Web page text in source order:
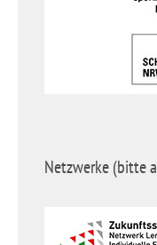
Netzwerke (bitte